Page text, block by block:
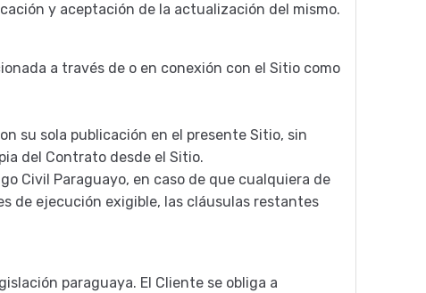
y aceptación de la actualización del mismo.
a través de o en conexión con el Sitio como
su sola publicación en el presente Sitio, sin
del Contrato desde el Sitio.
Civil Paraguayo, en caso de que cualquiera de
de ejecución exigible, las cláusulas restantes
paraguaya. El Cliente se obliga a